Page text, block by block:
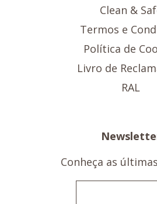
Clean &
Termos e
Política de
Livro de
RAL
Conheça as